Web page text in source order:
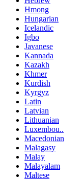
Hmong
Hungarian
Icelandic
Igbo
Javanese
Kannada
Kazakh
Khmer
Kurdish
Kyrgyz
Latin
Latvian
Lithuanian
Luxembou..
Macedonian
Malagasy
Malay
Malayalam
Maltese